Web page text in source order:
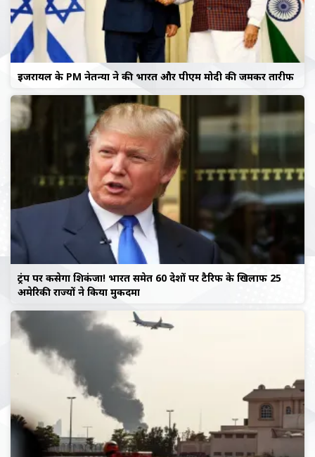
इजरायल के PM नेतन्याहू ने की भारत और पीएम मोदी की जमकर तारीफ
ट्रंप पर कसेगा शिकंजा! भारत समेत 60 देशों पर टैरिफ के खिलाफ 25
अमेरिकी राज्यों ने किया मुकदमा